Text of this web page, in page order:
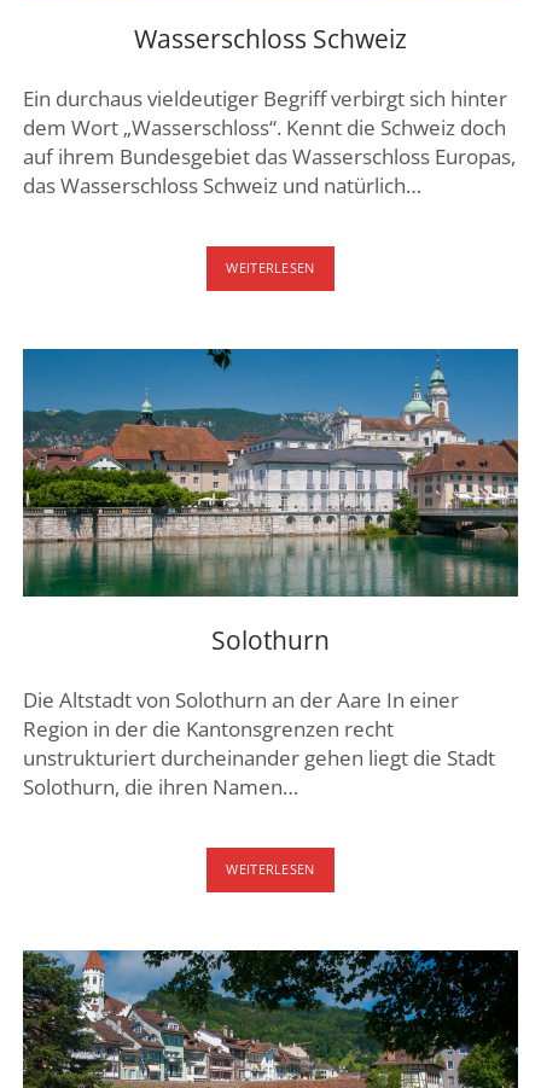
Wasserschloss Schweiz
Ein durchaus vieldeutiger Begriff verbirgt sich hinter
dem Wort „Wasserschloss“. Kennt die Schweiz doch
auf ihrem Bundesgebiet das Wasserschloss Europas,
das Wasserschloss Schweiz und natürlich…
WEITERLESENWASSERSCHLOSS
SCHWEIZ
Solothurn
Die Altstadt von Solothurn an der Aare In einer
Region in der die Kantonsgrenzen recht
unstrukturiert durcheinander gehen liegt die Stadt
Solothurn, die ihren Namen…
WEITERLESENSOLOTHURN